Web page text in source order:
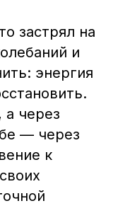
застрял на
и
энергия
а через
— через
к